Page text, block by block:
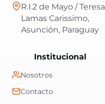
Institucional
Nosotros
Contacto
R.I.2 de Mayo / Teresa
Lamas Carissimo,
Asunción, Paraguay